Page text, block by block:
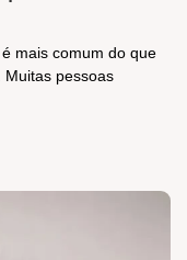
mais comum do que
pessoas